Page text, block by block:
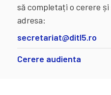
să completați o cerere
adresa:
secretariat@ditl5.ro
Cerere audienta